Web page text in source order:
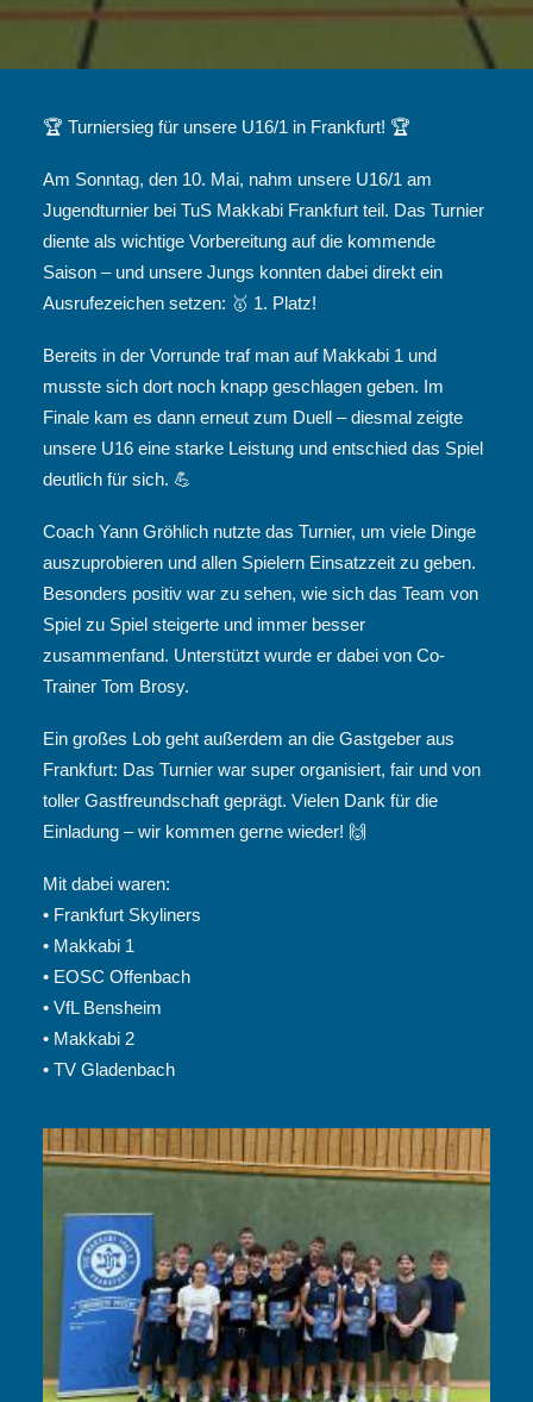
🏆 Turniersieg für unsere U16/1 in Frankfurt! 🏆
Am Sonntag, den 10. Mai, nahm unsere U16/1 am
Jugendturnier bei TuS Makkabi Frankfurt teil. Das Turnier
diente als wichtige Vorbereitung auf die kommende
Saison – und unsere Jungs konnten dabei direkt ein
Ausrufezeichen setzen: 🥇 1. Platz!
Bereits in der Vorrunde traf man auf Makkabi 1 und
musste sich dort noch knapp geschlagen geben. Im
Finale kam es dann erneut zum Duell – diesmal zeigte
unsere U16 eine starke Leistung und entschied das Spiel
deutlich für sich. 💪
Coach Yann Gröhlich nutzte das Turnier, um viele Dinge
auszuprobieren und allen Spielern Einsatzzeit zu geben.
Besonders positiv war zu sehen, wie sich das Team von
Spiel zu Spiel steigerte und immer besser
zusammenfand. Unterstützt wurde er dabei von Co-
Trainer Tom Brosy.
Ein großes Lob geht außerdem an die Gastgeber aus
Frankfurt: Das Turnier war super organisiert, fair und von
toller Gastfreundschaft geprägt. Vielen Dank für die
Einladung – wir kommen gerne wieder! 🙌
Mit dabei waren:
• Frankfurt Skyliners
• Makkabi 1
• EOSC Offenbach
• VfL Bensheim
• Makkabi 2
• TV Gladenbach